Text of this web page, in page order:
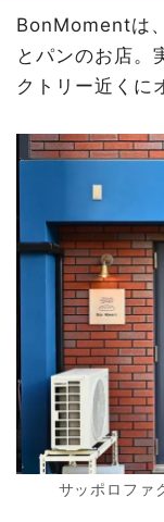
BonMomentは
とパンのお店。
クトリー近くに
サッポロファ